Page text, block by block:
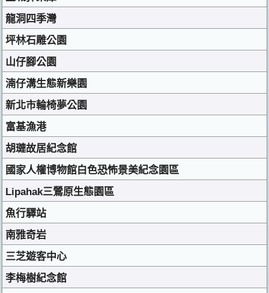
龍洞四季灣
坪林石雕公園
山仔腳公園
湳仔溝生態新樂園
新北市輪椅夢公園
富基漁港
胡璉故居紀念館
國家人權博物館白色恐怖景美紀念園區
Lipahak三鶯原生態園區
魚行驛站
南雅奇岩
三芝遊客中心
李梅樹紀念館